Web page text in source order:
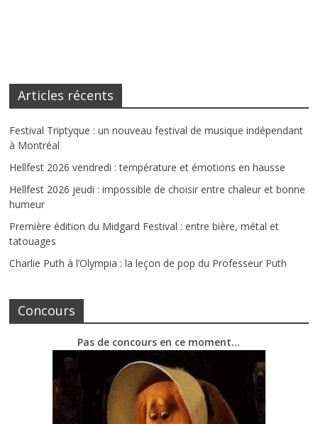
Articles récents
Festival Triptyque : un nouveau festival de musique indépendant
à Montréal
Hellfest 2026 vendredi : température et émotions en hausse
Hellfest 2026 jeudi : impossible de choisir entre chaleur et bonne
humeur
Première édition du Midgard Festival : entre bière, métal et
tatouages
Charlie Puth à l’Olympia : la leçon de pop du Professeur Puth
Concours
Pas de concours en ce moment…